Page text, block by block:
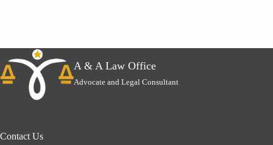
A & A Law Office
Advocate and Legal Consultant
Contact Us